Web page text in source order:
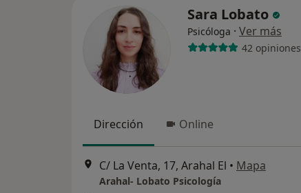
Sara Lobato
Psicóloga · Ver más
42 opiniones
Dirección Online
C/ La Venta, 17, Arahal El • Mapa
Arahal- Lobato Psicología